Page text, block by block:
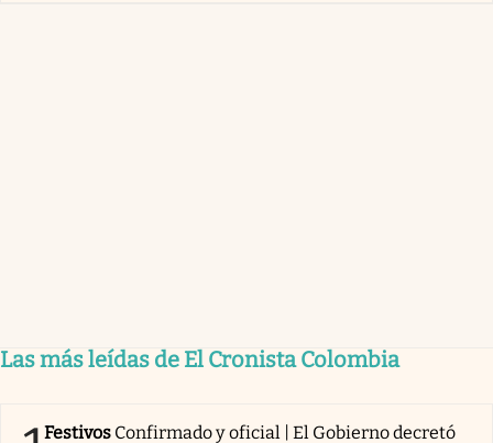
Las más leídas de El Cronista Colombia
Festivos Confirmado y oficial | El Gobierno decretó